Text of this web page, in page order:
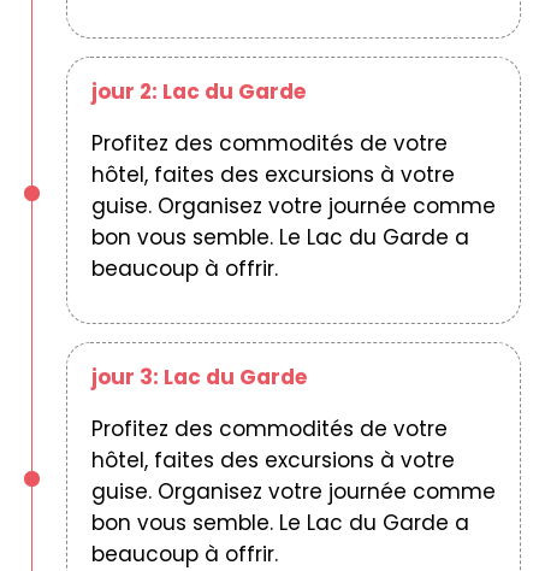
jour 2: Lac du Garde
Profitez des commodités de votre
hôtel, faites des excursions à votre
guise. Organisez votre journée comme
bon vous semble. Le Lac du Garde a
beaucoup à offrir.
jour 3: Lac du Garde
Profitez des commodités de votre
hôtel, faites des excursions à votre
guise. Organisez votre journée comme
bon vous semble. Le Lac du Garde a
beaucoup à offrir.